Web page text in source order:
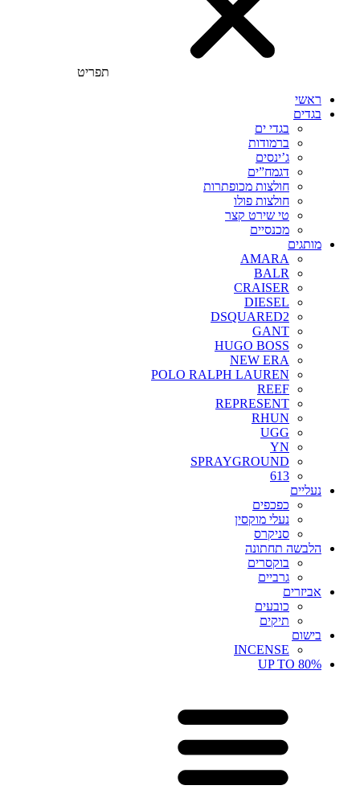
תפריט
ראשי
בגדים
בגדי ים
ברמודות
ג’ינסים
דגמח”ים
חולצות מכופתרות
חולצות פולו
טי שירט קצר
מכנסיים
מותגים
AMARA
BALR
CRAISER
DIESEL
DSQUARED2
GANT
HUGO BOSS
NEW ERA
POLO RALPH LAUREN
REEF
REPRESENT
RHUN
UGG
YN
SPRAYGROUND
613
נעליים
כפכפים
נעלי מוקסין
סניקרס
הלבשה תחתונה
בוקסרים
גרביים
אביזרים
כובעים
תיקים
בישום
INCENSE
UP TO 80%